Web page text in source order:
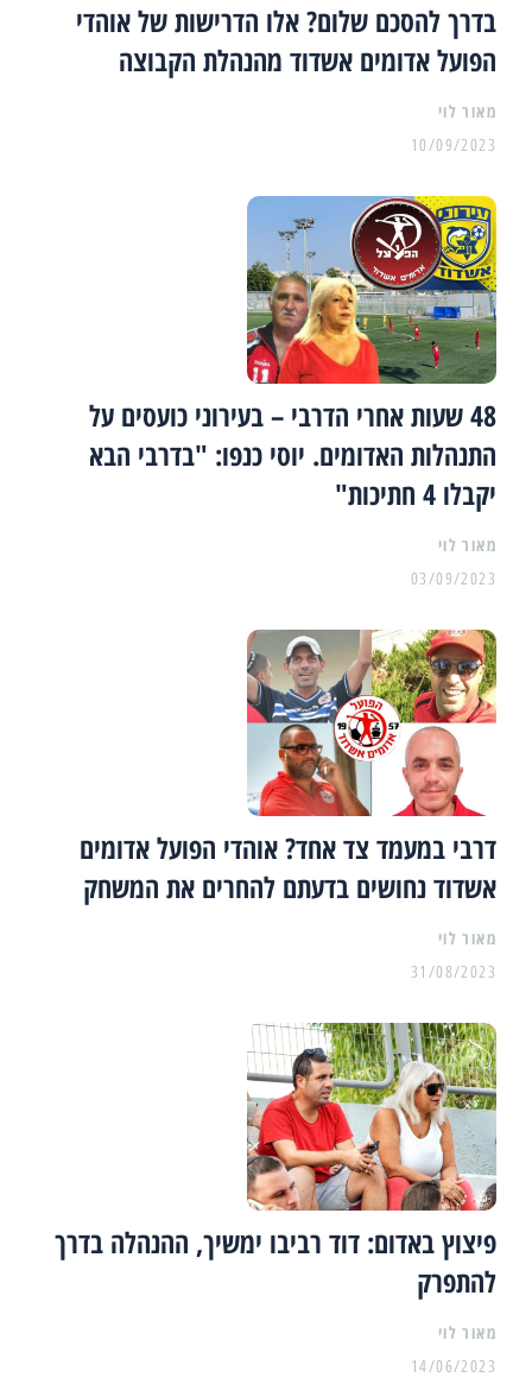
בדרך להסכם שלום? אלו הדרישות של אוהדי
הפועל אדומים אשדוד מהנהלת הקבוצה
מאור לוי
10/09/2023
48 שעות אחרי הדרבי – בעירוני כועסים על
התנהלות האדומים. יוסי כנפו: "בדרבי הבא
יקבלו 4 חתיכות"
מאור לוי
03/09/2023
דרבי במעמד צד אחד? אוהדי הפועל אדומים
אשדוד נחושים בדעתם להחרים את המשחק
מאור לוי
31/08/2023
פיצוץ באדום: דוד רביבו ימשיך, ההנהלה בדרך
להתפרק
מאור לוי
14/06/2023